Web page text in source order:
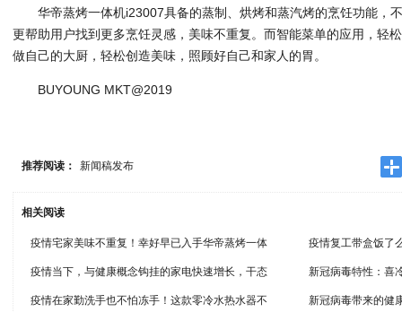
华帝蒸烤一体机i23007具备的蒸制、烘烤和蒸汽烤的烹饪功能，
更帮助用户找到更多烹饪灵感，美味不重复。而智能菜单的应用，轻
做自己的大厨，轻松创造美味，照顾好自己和家人的胃。
BUYOUNG MKT@2019
推荐阅读： 新闻稿发布
相关阅读
疫情宅家美味不重复！幸好早已入手华帝蒸烤一体 疫情复工带盒饭了
疫情当下，与健康概念钩挂的家电快速增长，干态 新冠病毒特性：喜
疫情在家勤洗手也不怕冻手！这款零冷水热水器不 新冠病毒带来的健